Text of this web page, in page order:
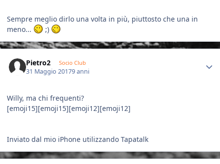
Sempre meglio dirlo una volta in più, piuttosto che una in
meno...
;)
Pietro2 Socio Club
31 Maggio 20179 anni
Willy, ma chi frequenti?
[emoji15][emoji15][emoji12][emoji12]
Inviato dal mio iPhone utilizzando Tapatalk